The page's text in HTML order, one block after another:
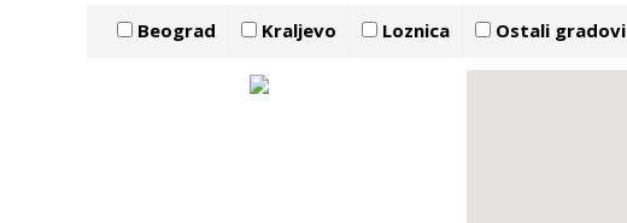
Beograd Kraljevo Loznica Ostali gradovi